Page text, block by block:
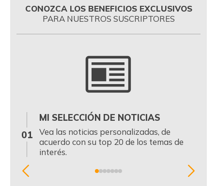
CONOZCA LOS BENEFICIOS EXCLUSIVOS
PARA NUESTROS SUSCRIPTORES
01
MI SELECCIÓN DE NOTICIAS
Vea las noticias personalizadas, de
acuerdo con su top 20 de los temas de
interés.
Item